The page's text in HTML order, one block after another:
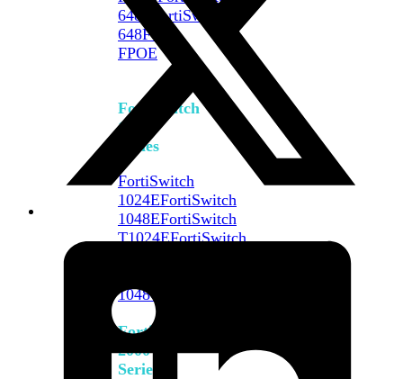
648F
FortiSwitch
648F-
FPOE
FortiSwitch
1000
Series
FortiSwitch
1024EFortiSwitch
1048EFortiSwitch
T1024EFortiSwitch
1048G
FortiSwitch
2000
Series